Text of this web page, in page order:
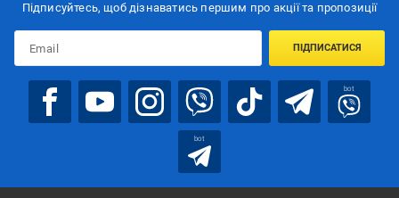
Підписуйтесь, щоб дізнаватись першим про акції та пропозиції
ПІДПИСАТИСЯ
bot
bot